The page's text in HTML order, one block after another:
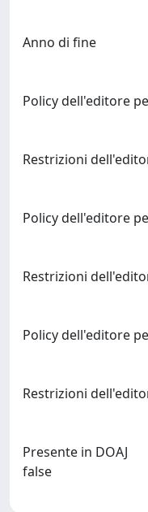
Anno di fine
Policy dell'editore
Restrizioni
Policy dell'editore
Restrizioni
Policy dell'editore
Restrizioni
Presente in DOAJ